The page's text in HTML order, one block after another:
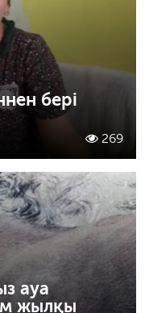
бері
269
ауа
жылқы